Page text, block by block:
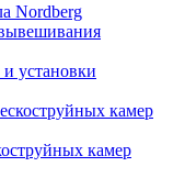
Nordberg
установки
камер
камер